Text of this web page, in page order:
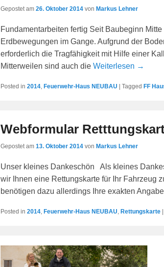
Gepostet am 26. Oktober 2014 von Markus Lehner
Fundamentarbeiten fertig Seit Baubeginn
Erdbewegungen im Gange. Aufgrund der
erforderlich die Tragfähigkeit mit Hilfe einer
Mitterweilen sind auch die Weiterlesen →
Posted in 2014, Feuerwehr-Haus NEUBAU Tagged FF
Webformular
Gepostet am 13. Oktober 2014 von Markus Lehner
Unser kleines Dankeschön Als kleines
wir Ihnen eine Rettungskarte für Ihr Fahrzeug
benötigen dazu allerdings Ihre exakten
Posted in 2014 Feuerwehr-Haus NEUBAU Rettungskarte |